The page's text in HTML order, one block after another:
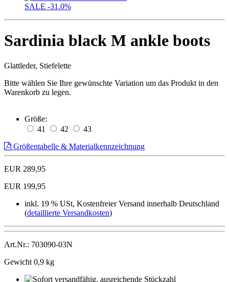
SALE -31.0%
Sardinia black M ankle boots
Glattleder, Stiefelette
Bitte wählen Sie Ihre gewünschte Variation um das Produkt in den
Warenkorb zu legen.
Größe:
41
42
43
Größentabelle & Materialkennzeichnung
EUR 289,95
EUR 199,95
inkl. 19 % USt, Kostenfreier Versand innerhalb Deutschland
(detaillierte Versandkosten)
Art.Nr.: 703090-03N
Gewicht 0,9 kg